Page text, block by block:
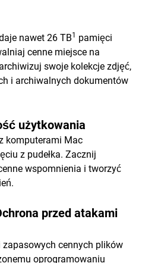
nawet 26 TB1
pamięci
cenne miejsce na
swoje kolekcje zdjęć,
i archiwalnych dokumentów
użytkowania
komputerami Mac
z pudełka. Zacznij
wspomnienia i tworzyć
przed atakami
cennych plików
oprogramowaniu